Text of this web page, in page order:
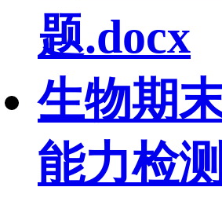
题.docx
生物期
能力检